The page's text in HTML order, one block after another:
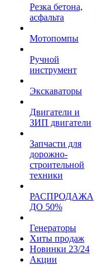
Резка бетона,
асфальта
Мотопомпы
Ручной
инструмент
Экскаваторы
Двигатели и
ЗИП двигатели
Запчасти для
дорожно-
строительной
техники
РАСПРОДАЖА
ДО 50%
Генераторы
Хиты продаж
Новинки 23/24
Акции